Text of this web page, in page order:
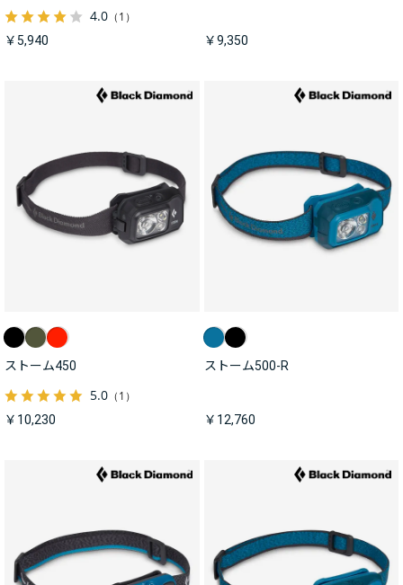
4.0 （1）
￥5,940 ￥9,350
ストーム450
5.0 （1）
￥10,230
ストーム500-R
￥12,760